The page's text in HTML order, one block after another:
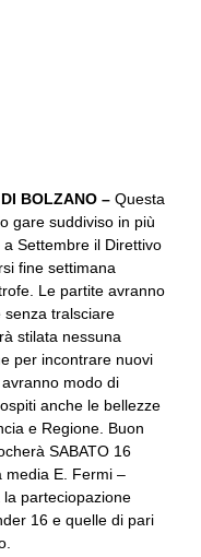
DI BOLZANO –Questa
gare suddiviso in più
Settembre il Direttivo
fine settimana
Le partite avranno
senza tralsciare
stilata nessuna
per incontrare nuovi
modo di
anche le bellezze
e Regione. Buon
SABATO 16
media E. Fermi –
parteciopazione
16 e quelle di pari